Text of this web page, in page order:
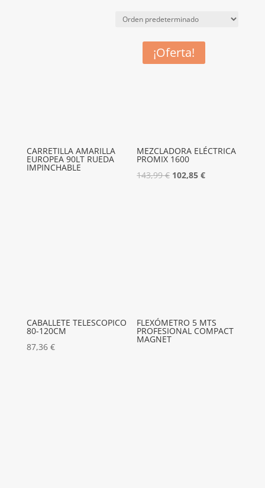
CARRETILLA AMARILLA
EUROPEA 90LT RUEDA
IMPINCHABLE
¡Oferta!
MEZCLADORA ELÉCTRICA
PROMIX 1600
143,99€ El
102,85€El
CABALLETE TELESCOPICO
80-120CM
87,36 €
FLEXÓMETRO 5 MTS
PROFESIONAL COMPACT
MAGNET